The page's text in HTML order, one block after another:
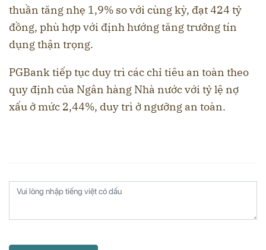
thuần tăng nhẹ 1,9% so với cùng kỳ, đạt 424 tỷ
đồng, phù hợp với định hướng tăng trưởng tín
dụng thận trọng.
PGBank tiếp tục duy trì các chỉ tiêu an toàn theo
quy định của Ngân hàng Nhà nước với tỷ lệ nợ
xấu ở mức 2,44%, duy trì ở ngưỡng an toàn.